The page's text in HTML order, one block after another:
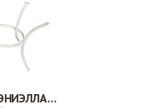
ПОДСТОЛЬЕ ДЭНИЭЛЛА БЕЛОЕ